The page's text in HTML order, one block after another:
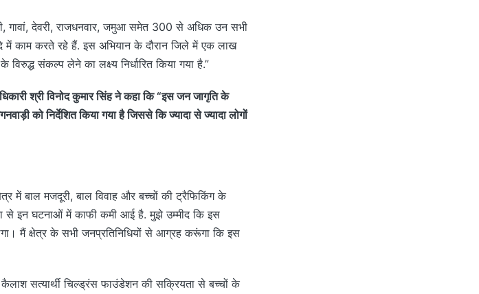
गावां, देवरी, राजधनवार, जमुआ समेत 300 से अधिक उन सभी
में काम करते रहे हैं. इस अभियान के दौरान जिले में एक लाख
संकल्प लेने का लक्ष्य निर्धारित किया गया है.”
श्री विनोद कुमार सिंह ने कहा कि “इस जन जागृति के
को निर्देशित किया गया है जिससे कि ज्यादा से ज्यादा लोगों
में बाल मजदूरी, बाल विवाह और बच्चों की ट्रैफिकिंग के
से इन घटनाओं में काफी कमी आई है. मुझे उम्मीद कि इस
मैं क्षेत्र के सभी जनप्रतिनिधियों से आग्रह करूंगा कि इस
कैलाश सत्यार्थी चिल्ड्रंस फाउंडेशन की सक्रियता से बच्चों के